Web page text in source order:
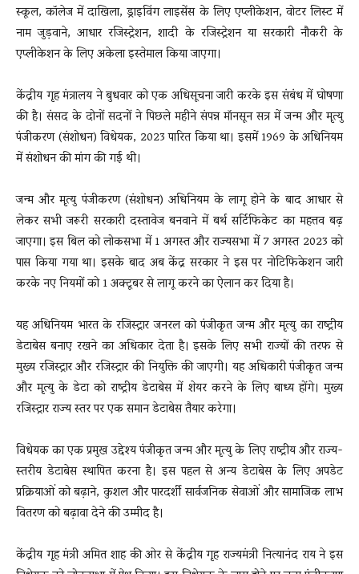
स्कूल, कॉलेज में दाखिला, ड्राइविंग लाइसेंस के लिए एप्लीकेशन, वोटर लिस्ट में
नाम जुड़वाने, आधार रजिस्ट्रेशन, शादी के रजिस्ट्रेशन या सरकारी नौकरी के
एप्लीकेशन के लिए अकेला इस्तेमाल किया जाएगा।
केंद्रीय गृह मंत्रालय ने बुधवार को एक अधिसूचना जारी करके इस संबंध में घोषणा
की है। संसद के दोनों सदनों ने पिछले महीने संपन्न मॉनसून सत्र में जन्म और मृत्यु
पंजीकरण (संशोधन) विधेयक, 2023 पारित किया था। इसमें 1969 के अधिनियम
में संशोधन की मांग की गई थी।
जन्म और मृत्यु पंजीकरण (संशोधन) अधिनियम के लागू होने के बाद आधार से
लेकर सभी जरूरी सरकारी दस्तावेज बनवाने में बर्थ सर्टिफिकेट का महत्तव बढ़
जाएगा। इस बिल को लोकसभा में 1 अगस्त और राज्यसभा में 7 अगस्त 2023 को
पास किया गया था। इसके बाद अब केंद्र सरकार ने इस पर नोटिफिकेशन जारी
करके नए नियमों को 1 अक्टूबर से लागू करने का ऐलान कर दिया है।
यह अधिनियम भारत के रजिस्ट्रार जनरल को पंजीकृत जन्म और मृत्यु का राष्ट्रीय
डेटाबेस बनाए रखने का अधिकार देता है। इसके लिए सभी राज्यों की तरफ से
मुख्य रजिस्ट्रार और रजिस्ट्रार की नियुक्ति की जाएगी। यह अधिकारी पंजीकृत जन्म
और मृत्यु के डेटा को राष्ट्रीय डेटाबेस में शेयर करने के लिए बाध्य होंगे। मुख्य
रजिस्ट्रार राज्य स्तर पर एक समान डेटाबेस तैयार करेगा।
विधेयक का एक प्रमुख उद्देश्य पंजीकृत जन्म और मृत्यु के लिए राष्ट्रीय और राज्य-
स्तरीय डेटाबेस स्थापित करना है। इस पहल से अन्य डेटाबेस के लिए अपडेट
प्रक्रियाओं को बढ़ाने, कुशल और पारदर्शी सार्वजनिक सेवाओं और सामाजिक लाभ
वितरण को बढ़ावा देने की उम्मीद है।
केंद्रीय गृह मंत्री अमित शाह की ओर से केंद्रीय गृह राज्यमंत्री नित्यानंद राय ने इस